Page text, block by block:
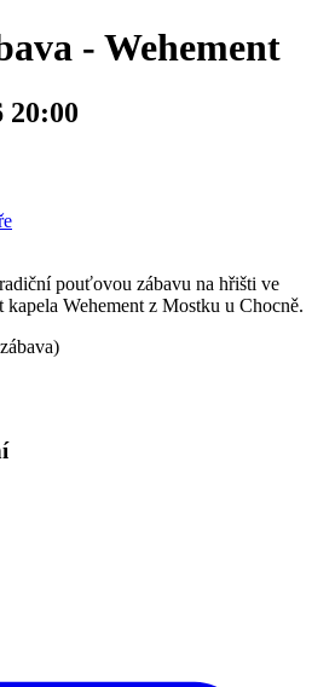
- Wehement
20:00
pouťovou zábavu na hřišti ve
kapela Wehement z Mostku u Chocně.